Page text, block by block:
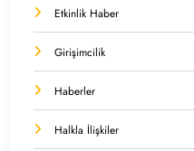
Etkinlik Haber
Girişimcilik
Haberler
Halkla İlişkiler